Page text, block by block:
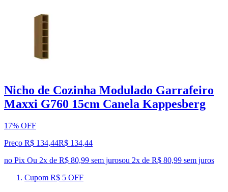
Nicho de Cozinha Modulado Garrafeiro
Maxxi G760 15cm Canela Kappesberg
17% OFF
Preço R$ 134,44R$ 134,44
no Pix Ou 2x de R$ 80,99 sem jurosou 2x de R$ 80,99 sem juros
Cupom R$ 5 OFF